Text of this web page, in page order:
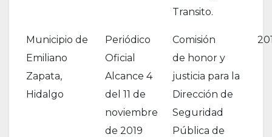
Transito.
Municipio de
Emiliano
Zapata,
Hidalgo
Periódico
Oficial
Alcance 4
del 11 de
noviembre
de 2019
Comisión
de honor y
justicia para la
Dirección de
Seguridad
Pública de